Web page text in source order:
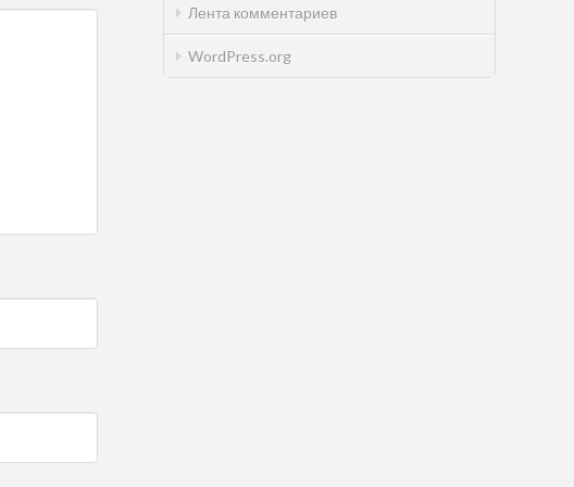
Лента комментариев
WordPress.org